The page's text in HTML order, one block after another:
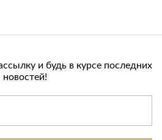
и будь в курсе последних
новостей!